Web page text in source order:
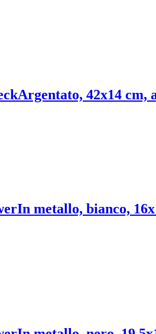
Argentato, 42x14 cm,
In metallo, bianco,